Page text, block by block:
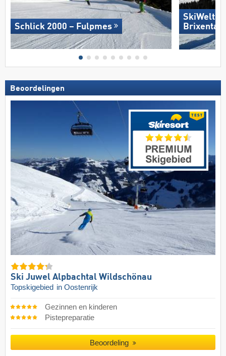
Schlick 2000 – Fulpmes
SkiWelt
Brixental
Beoordelingen
Ski Juwel Alpbachtal Wildschönau
Topskigebied in Oostenrijk
Gezinnen en kinderen
Pistepreparatie
Beoordeling